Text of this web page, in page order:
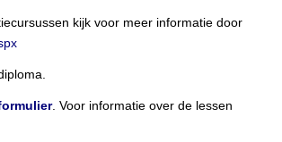
kijk voor meer informatie door
. Voor informatie over de lessen